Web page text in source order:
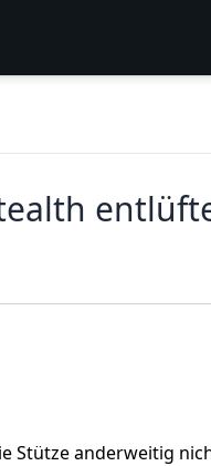
Stütze anderweitig